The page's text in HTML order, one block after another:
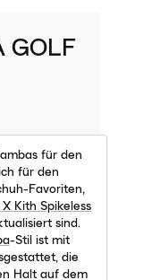
GOLF
für den
für den
Favoriten,
Kith Spikeless
sind.
-Stil ist mit
die
Halt auf dem